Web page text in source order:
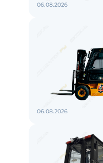
06.08.2026
06.08.2026